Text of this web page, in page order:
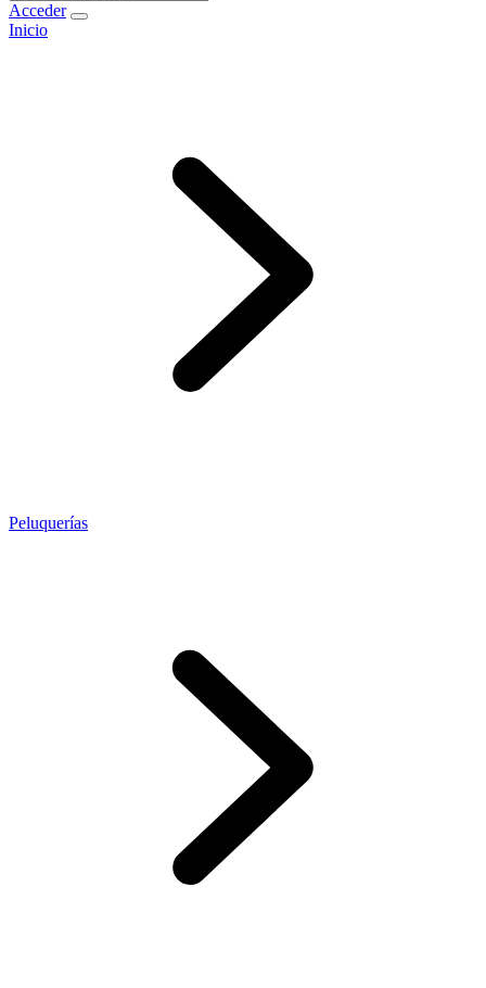
Acceder
Inicio
Peluquerías